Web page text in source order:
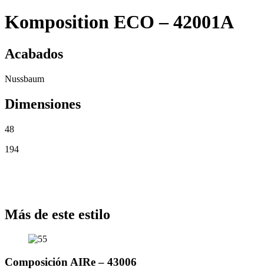
Komposition ECO – 42001A
Acabados
Nussbaum
Dimensiones
48
194
Más de este estilo
Composición AIRe – 43006